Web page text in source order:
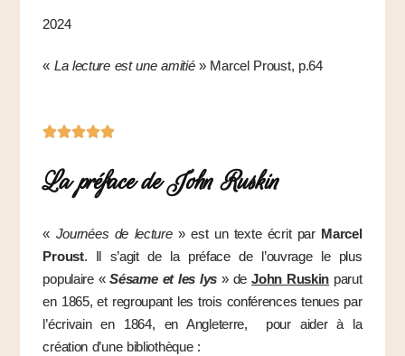
2024
« La lecture est une amitié» Marcel Proust, p.64
La préface de John Ruskin
« Journées de lecture» est un texte écrit par Marcel
Proust. Il s’agit de la préface de l’ouvrage le plus
populaire «Sésame et les lys » deJohn Ruskin parut
en 1865, et regroupant les trois conférences tenues par
l’écrivain en 1864, en Angleterre, pour aider à la
création d’une bibliothèque :